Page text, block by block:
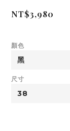
NT$3,980
顏色
尺寸